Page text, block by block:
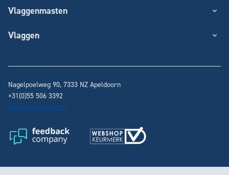
Vlaggenmasten
Vlaggen
Nagelpoelweg 90, 7333 NZ Apeldoorn
+31(0)55 506 3392
info@bosvlaggen.nl